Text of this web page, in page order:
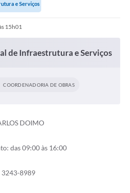
e Serviços
15h01
de Infraestrutura e Serviços
COORDENADORIA DE OBRAS
DOIMO
das 09:00 às 16:00
3243-8989